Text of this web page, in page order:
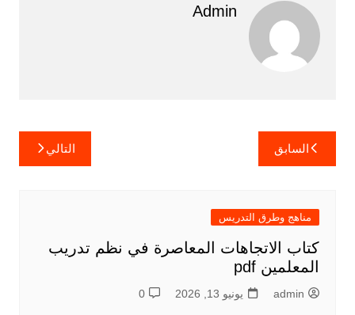
Admin
تصفّح
المقالات
السابق التالي
مناهج وطرق التدريس
كتاب الاتجاهات المعاصرة في نظم تدريب
المعلمين pdf
admin يونيو 13, 2026 0